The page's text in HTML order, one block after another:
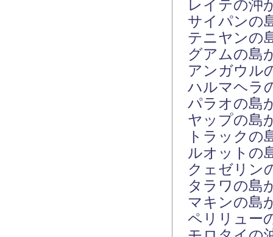
レイテの沖
サイパンの
テニヤンの
グアムの島
アンガウル
ハルマヘラ
パラオの島
ヤップの島
トラックの
ルオットの
クェゼリン
タラワの島
マキンの島
ペリリュー